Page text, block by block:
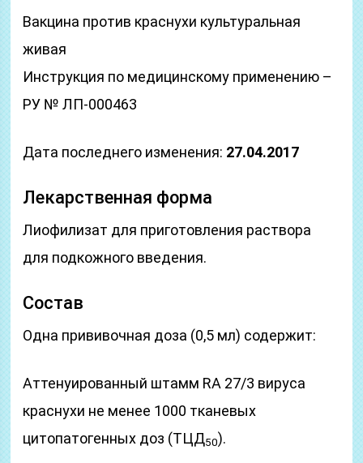
Вакцина против краснухи культуральная
живая
Инструкция по медицинскому применению –
РУ № ЛП-000463
Дата последнего изменения: 27.04.2017
Лекарственная форма
Лиофилизат для приготовления раствора
для подкожного введения.
Состав
Одна прививочная доза (0,5 мл) содержит:
Аттенуированный штамм RA 27/3 вируса
краснухи не менее 1000 тканевых
цитопатогенных доз (ТЦД50).